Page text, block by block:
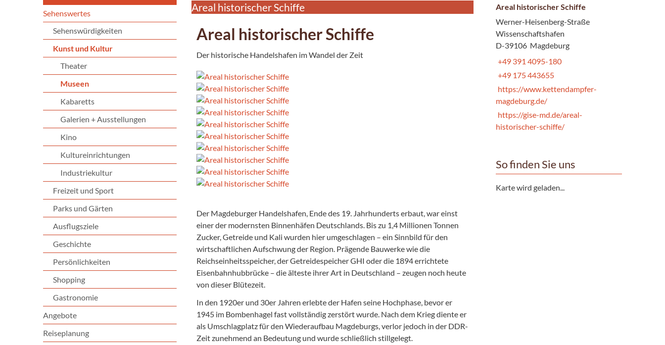
Sehenswertes
Sehenswürdigkeiten
Kunst und Kultur
Theater
Museen
Kabaretts
Galerien + Ausstellungen
Kino
Kultureinrichtungen
Industriekultur
Freizeit und Sport
Parks und Gärten
Ausflugsziele
Geschichte
Persönlichkeiten
Shopping
Gastronomie
Angebote
Reiseplanung
Areal historischer Schiffe
Areal historischer Schiffe
Der historische Handelshafen im Wandel der Zeit
Der Magdeburger Handelshafen, Ende des 19. Jahrhunderts erbaut, war einst
einer der modernsten Binnenhäfen Deutschlands. Bis zu 1,4 Millionen Tonnen
Zucker, Getreide und Kali wurden hier umgeschlagen – ein Sinnbild für den
wirtschaftlichen Aufschwung der Region. Prägende Bauwerke wie die
Reichseinheitsspeicher, der Getreidespeicher GHI oder die 1894 errichtete
Eisenbahnhubbrücke – die älteste ihrer Art in Deutschland – zeugen noch heute
von dieser Blütezeit.
In den 1920er und 30er Jahren erlebte der Hafen seine Hochphase, bevor er
1945 im Bombenhagel fast vollständig zerstört wurde. Nach dem Krieg diente er
als Umschlagplatz für den Wiederaufbau Magdeburgs, verlor jedoch in der DDR-
Zeit zunehmend an Bedeutung und wurde schließlich stillgelegt.
Areal historischer Schiffe
Werner-Heisenberg-Straße
Wissenschaftshafen
D-39106 Magdeburg
+49 391 4095-180
+49 175 443655
https://www.kettendampfer-
magdeburg.de/
https://gise-md.de/areal-
historischer-schiffe/
So finden Sie uns
Karte wird geladen...